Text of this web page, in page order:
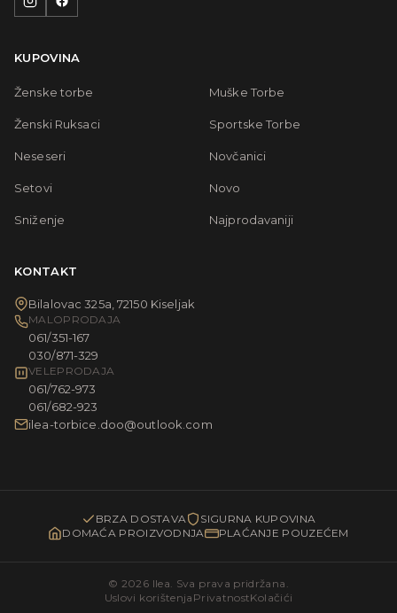
KUPOVINA
Ženske torbe Muške Torbe
Ženski Ruksaci Sportske Torbe
Neseseri Novčanici
Setovi Novo
Sniženje Najprodavaniji
KONTAKT
Bilalovac 325a, 72150 Kiseljak
MALOPRODAJA
061/351-167
030/871-329
VELEPRODAJA
061/762-973
061/682-923
ilea-torbice.doo@outlook.com
BRZA DOSTAVA
SIGURNA KUPOVINA
DOMAĆA PROIZVODNJA
PLAĆANJE POUZEĆEM
© 2026 Ilea. Sva prava pridržana.
Uslovi korištenja PrivatnostKolačići